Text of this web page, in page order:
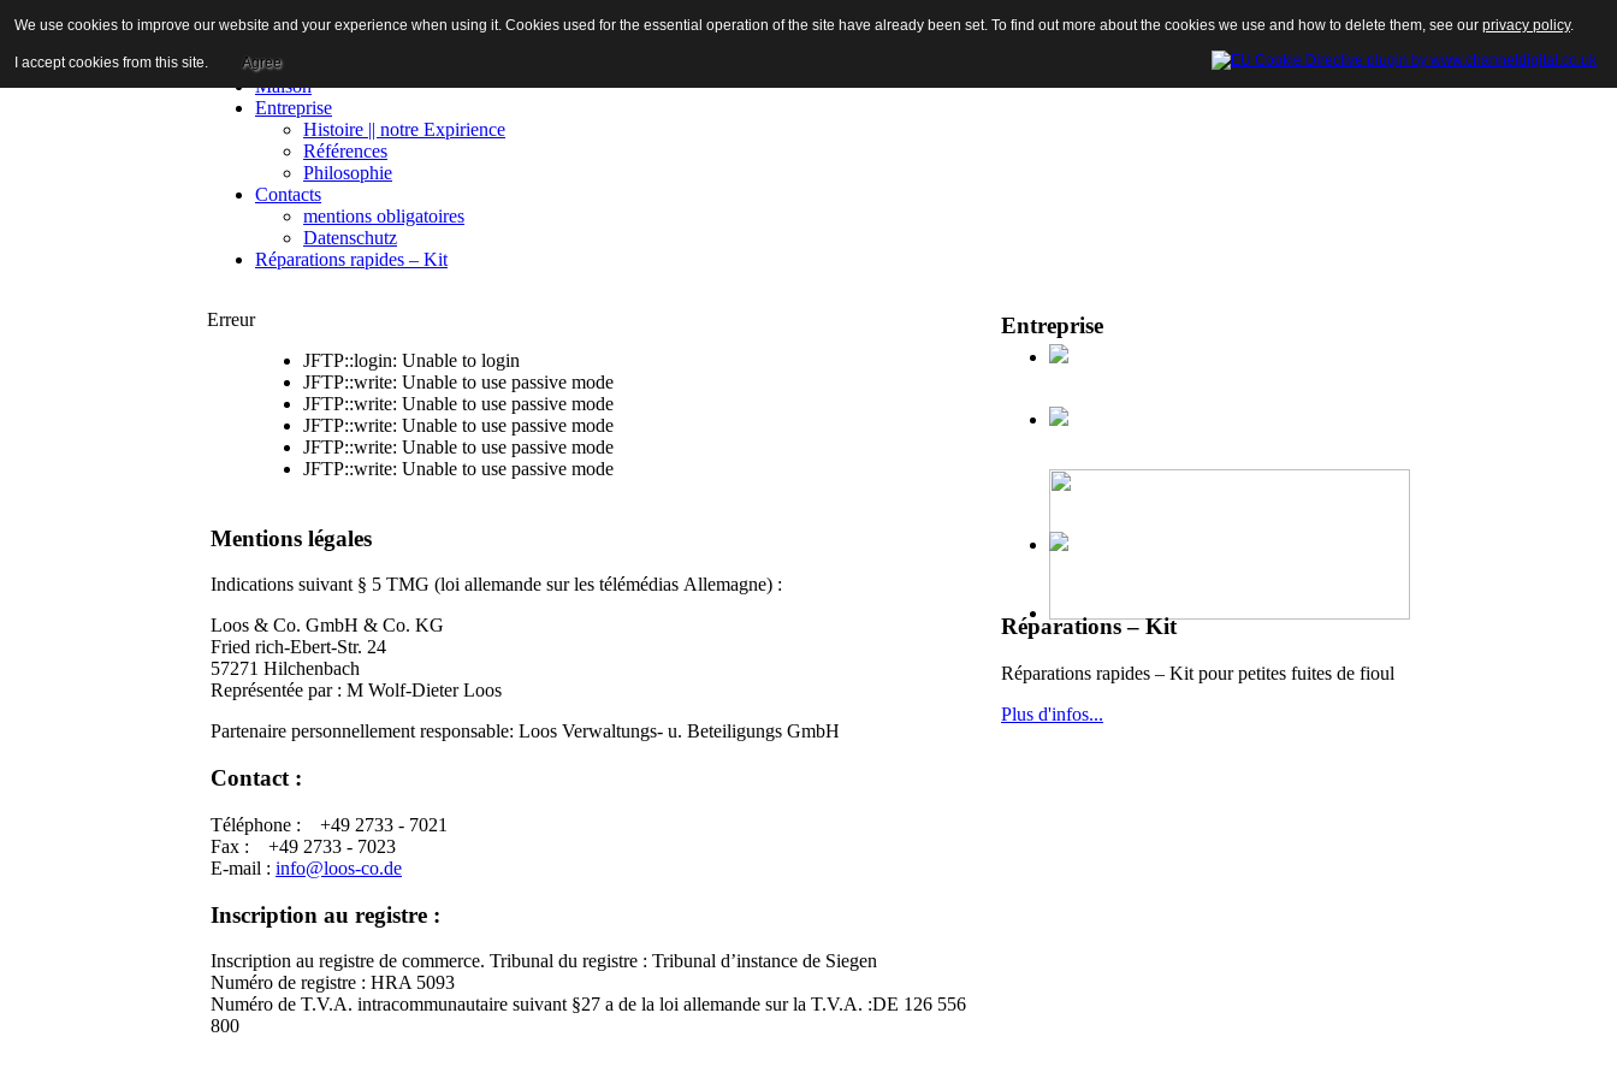
Maison
Entreprise
Histoire || notre Expirience
Références
Philosophie
Contacts
mentions obligatoires
Datenschutz
Réparations rapides – Kit
Erreur
JFTP::login: Unable to login
JFTP::write: Unable to use passive mode
JFTP::write: Unable to use passive mode
JFTP::write: Unable to use passive mode
JFTP::write: Unable to use passive mode
JFTP::write: Unable to use passive mode
Mentions légales
Indications suivant § 5 TMG (loi allemande sur les télémédias Allemagne) :
Loos & Co. GmbH & Co. KG
Fried rich-Ebert-Str. 24
57271 Hilchenbach
Représentée par : M Wolf-Dieter Loos
Partenaire personnellement responsable: Loos Verwaltungs- u. Beteiligungs GmbH
Contact :
Téléphone : +49 2733 - 7021
Fax : +49 2733 - 7023
E-mail : info@loos-co.de
Inscription au registre :
Inscription au registre de commerce. Tribunal du registre : Tribunal d’instance de Siegen
Numéro de registre : HRA 5093
Numéro de T.V.A. intracommunautaire suivant §27 a de la loi allemande sur la T.V.A. :DE 126 556
800
Entreprise
Réparations – Kit
Réparations rapides – Kit pour petites fuites de fioul
Plus d'infos...
We use cookies to improve our website and your experience when using it. Cookies used for the essential operation of the site have already been set. To find out more about the cookies we use and how to delete them, see our privacy policy.
I accept cookies from this site. Agree